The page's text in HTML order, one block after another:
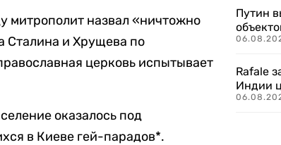
митрополит назвал «ничтожно
Сталина и Хрущева по
церковь испытывает
оказалось под
в Киеве гей-парадов*.
Путин
Rafale
Индии